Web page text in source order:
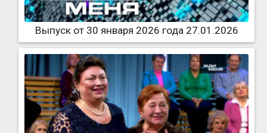
Выпуск от 30 января 2026 года 27.01.2026